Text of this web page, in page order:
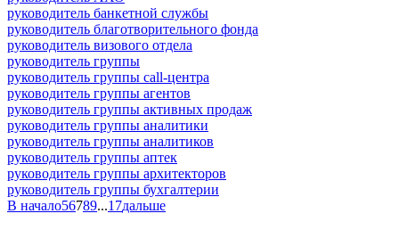
руководитель банкетной службы
руководитель благотворительного фонда
руководитель визового отдела
руководитель группы
руководитель группы call-центра
руководитель группы агентов
руководитель группы активных продаж
руководитель группы аналитики
руководитель группы аналитиков
руководитель группы аптек
руководитель группы архитекторов
руководитель группы бухгалтерии
В начало56789...17дальше